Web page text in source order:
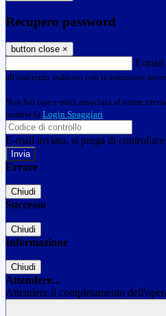
Recupero password
button close ×
E-mail
all'indirizzo indicato con le istruzioni
Non hai una e-mail associata al nome
tramite la Login Spaggiari
E-mail inviata, si prega di
Errore
Chiudi
Successo
Chiudi
Informazione
Chiudi
Attendere...
Attendere il completamento